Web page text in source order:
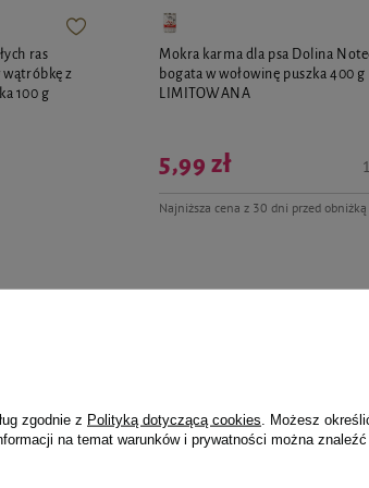
ras
wątróbkę z
100 g
Mokra karma dla psa Dolina
bogata w wołowinę puszka 400 g
LIMITOWANA
Najniższa cena z 30 dni przed obniżką
5,99 zł
Ciebie i
zgodnie z Polityką dotyczącą cookies . Możesz
na temat warunków i prywatności można